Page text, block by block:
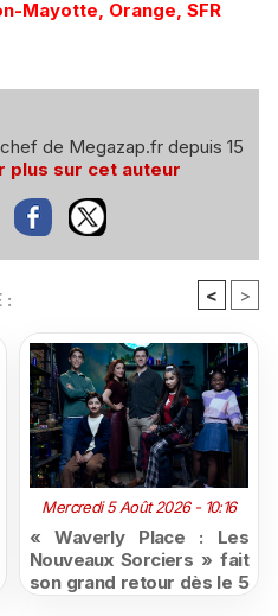
Mayotte, Orange, SFR
de Megazap.fr depuis 15
plus sur cet auteur
: < >
Mercredi 5 Août 2026 - 10:16
« Waverly Place : Les
Nouveaux Sorciers » fait
son grand retour dès le 5